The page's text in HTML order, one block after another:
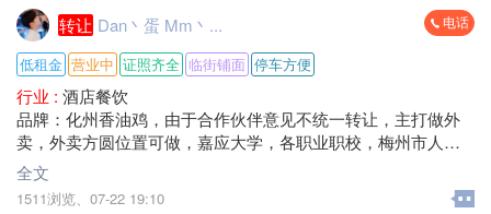
转让 Dan丶蛋 Mm丶... 电话
低租金 营业中 证照齐全 临街铺面 停车方便
行业 : 酒店餐饮
品牌：化州香油鸡，由于合作伙伴意见不统一转让，主打做外
卖，外卖方圆位置可做，嘉应大学，各职业职校，梅州市人民
医院，每天单量100-200单，营业额1500-3000+，租金低，转让
费面议，接手就可营业。
全文
1511浏览、 07-22 19:10